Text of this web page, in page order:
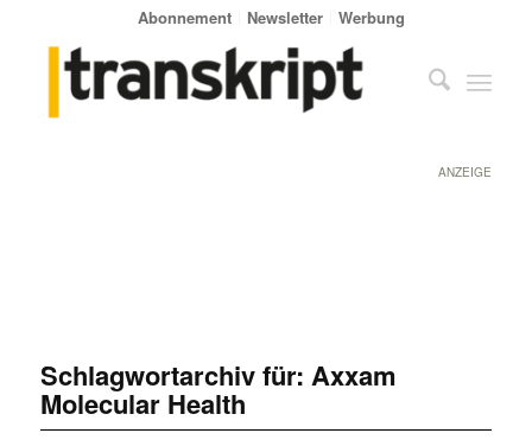
Abonnement Newsletter Werbung
ANZEIGE
Schlagwortarchiv für: Axxam
Molecular Health